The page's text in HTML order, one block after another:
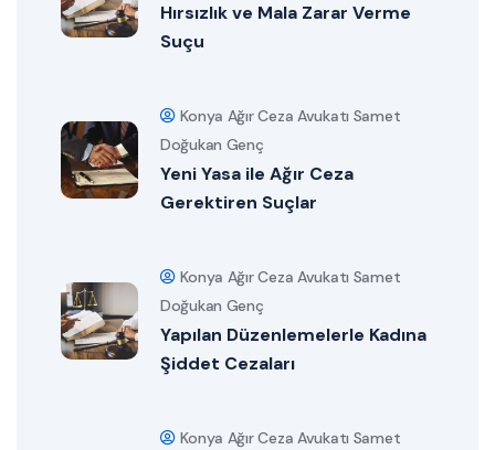
Hırsızlık ve Mala Zarar Verme
Suçu
Konya Ağır Ceza Avukatı Samet
Doğukan Genç
Yeni Yasa ile Ağır Ceza
Gerektiren Suçlar
Konya Ağır Ceza Avukatı Samet
Doğukan Genç
Yapılan Düzenlemelerle Kadına
Şiddet Cezaları
Konya Ağır Ceza Avukatı Samet